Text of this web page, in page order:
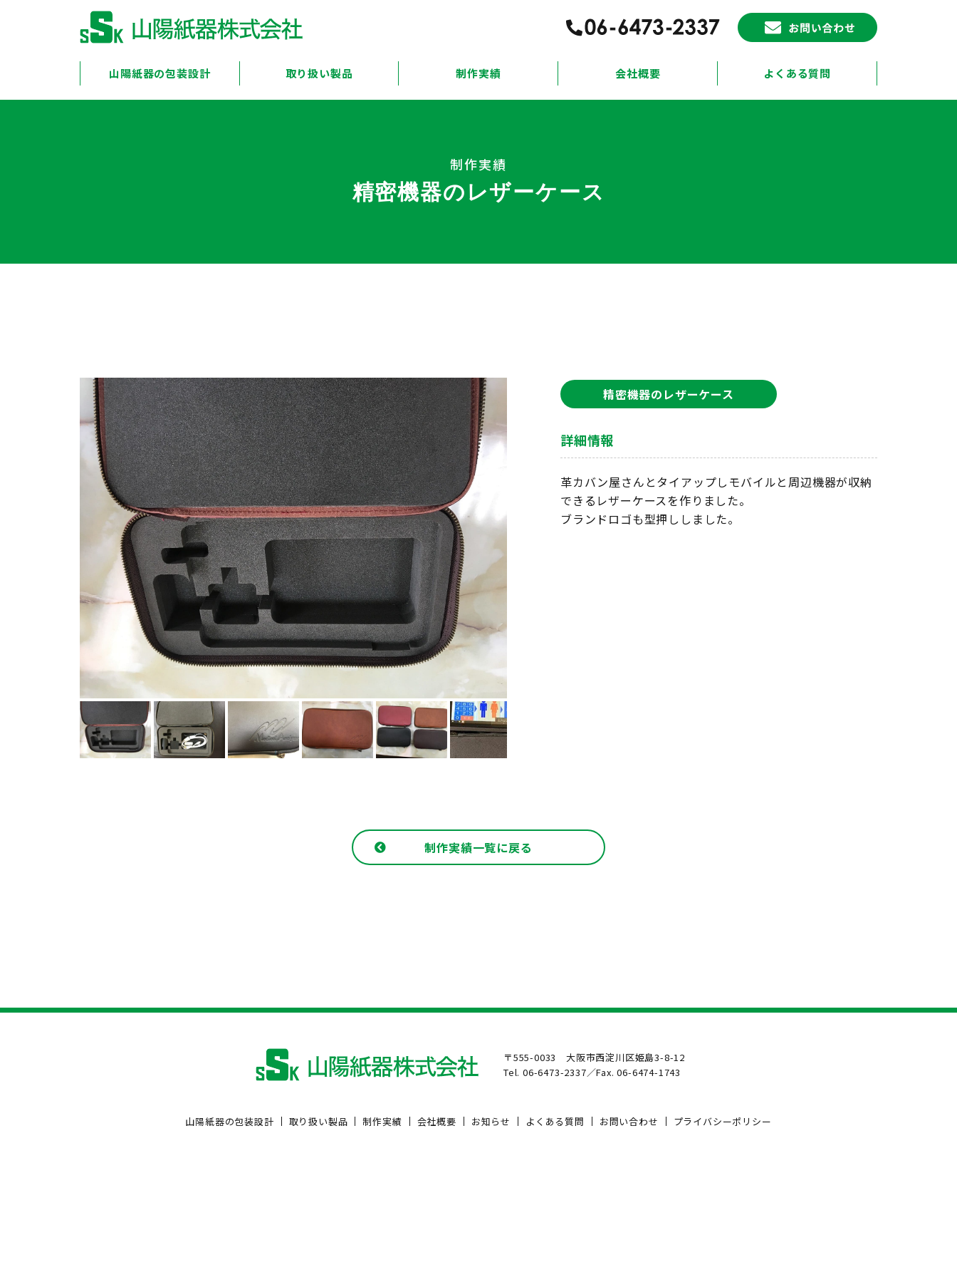
山陽紙器の包装設計 取り扱い製品 制作実績 会社概要 よくある質問
制作実績
精密機器のレザーケース
精密機器のレザーケース
詳細情報
革カバン屋さんとタイアップしモバイルと周辺機器が収納
できるレザーケースを作りました。
ブランドロゴも型押ししました。
制作実績一覧に戻る
〒555-0033 大阪市西淀川区姫島3-8-12
Tel. 06-6473-2337／Fax. 06-6474-1743
山陽紙器の包装設計 取り扱い製品 制作実績 会社概要 お知らせ よくある質問 お問い合わせ プライバシーポリシー